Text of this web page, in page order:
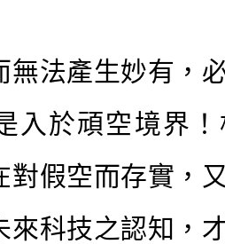
無法產生妙有，
入於頑空境界
對假空而存實，
來科技之認知，